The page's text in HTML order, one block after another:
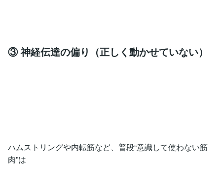
③ 神経伝達の偏り（正しく動かせていない）
ハムストリングや内転筋など、普段“意識して使わない筋
肉”は